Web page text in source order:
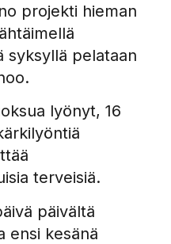
projekti hieman
syksyllä pelataan
lyönyt, 16
terveisiä.
päivältä
ensi kesänä